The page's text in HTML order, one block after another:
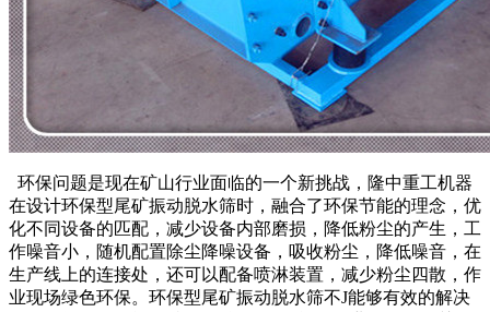
环保问题是现在矿山行业面临的一个新挑战，隆中重工机器
在设计环保型尾矿振动脱水筛时，融合了环保节能的理念，优
化不同设备的匹配，减少设备内部磨损，降低粉尘的产生，工
作噪音小，随机配置除尘降噪设备，吸收粉尘，降低噪音，在
生产线上的连接处，还可以配备喷淋装置，减少粉尘四散，作
业现场绿色环保。环保型尾矿振动脱水筛不J能够有效的解决